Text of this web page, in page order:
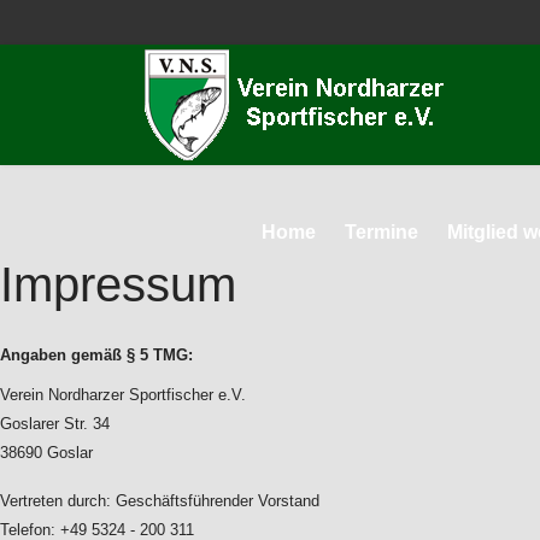
Home Termine Mitglied
Impressum
Angaben gemäß § 5 TMG:
Verein Nordharzer Sportfischer e.V.
Goslarer Str. 34
38690 Goslar
Vertreten durch: Geschäftsführender Vorstand
Telefon: +49 5324 - 200 311